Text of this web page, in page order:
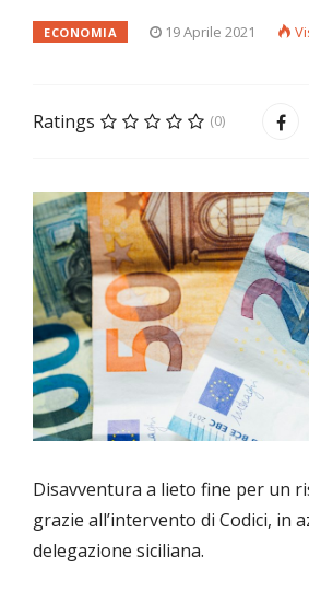
ECONOMIA 19 Aprile 2021
Ratings (0)
Disavventura a lieto fine per un
grazie all’intervento di Codici, in
delegazione siciliana.